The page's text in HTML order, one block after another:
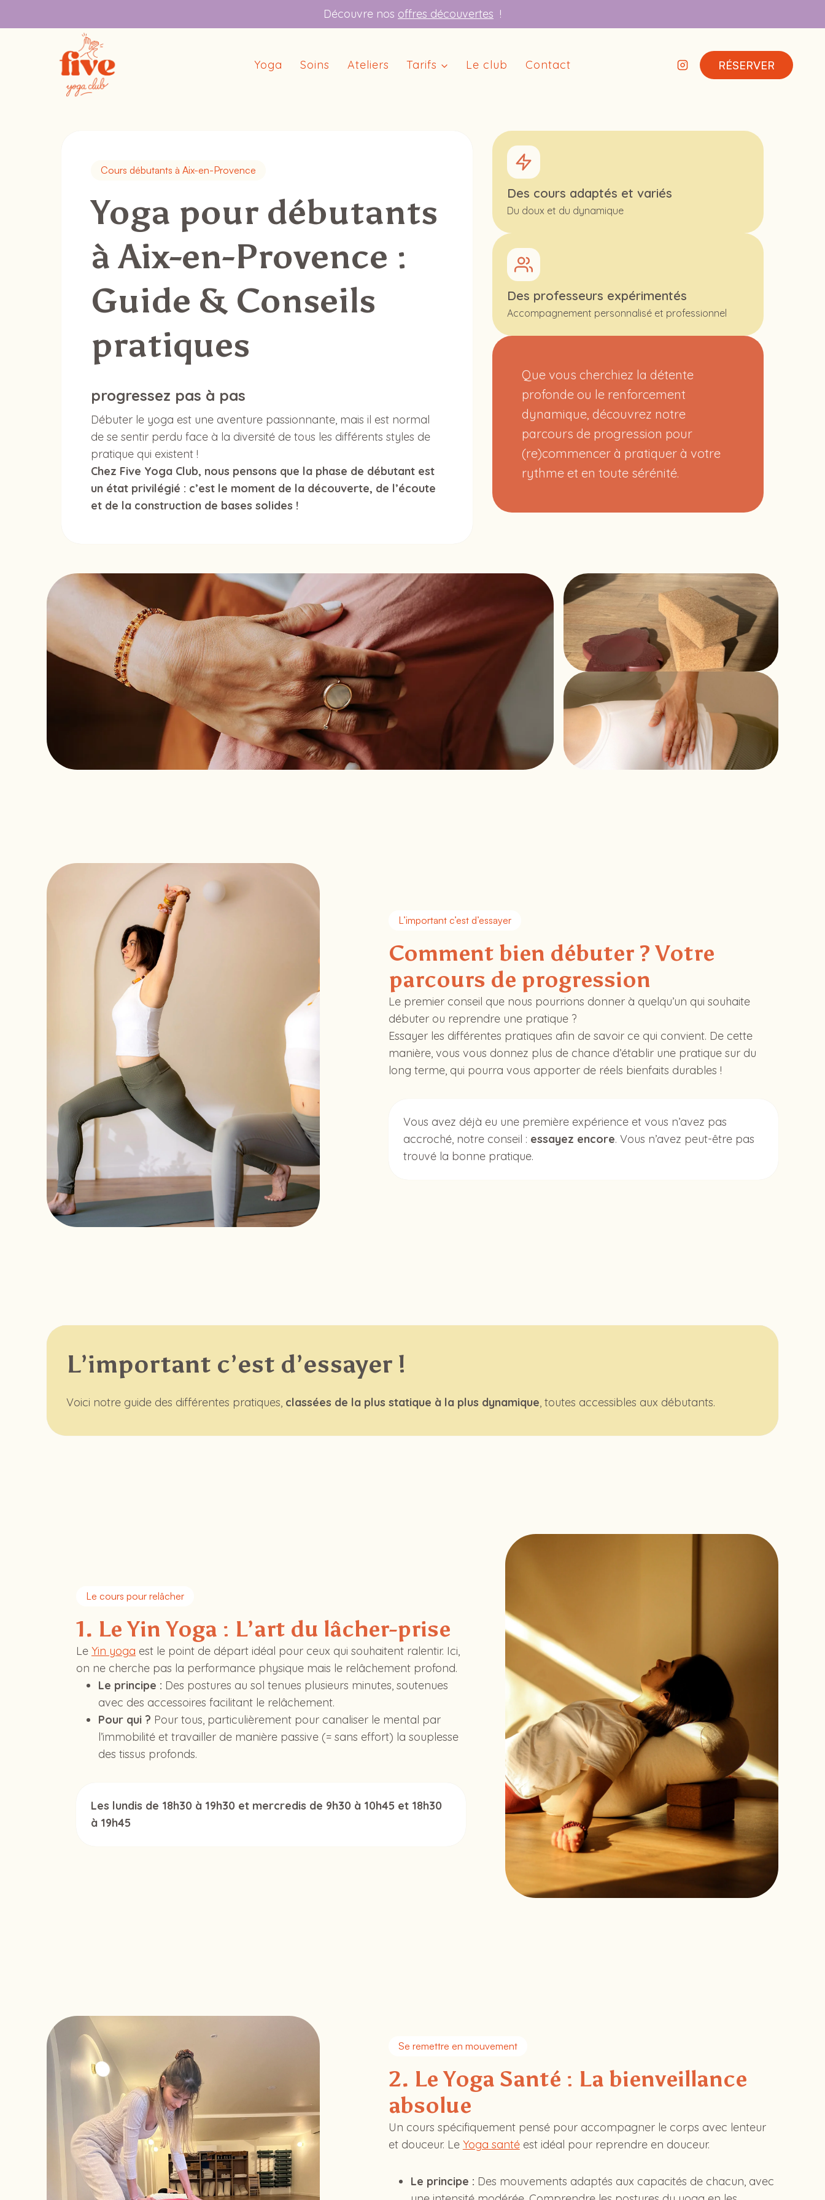
to
Découvre nos offres découvertes !
Yoga Soins Ateliers Tarifs Le club Contact RÉSERVER
Cours débutants à Aix-en-Provence
Yoga pour débutants
à Aix-en-Provence :
Guide & Conseils
pratiques
progressez pas à pas
Débuter le yoga est une aventure passionnante, mais il est normal
de se sentir perdu face à la diversité de tous les différents styles de
pratique qui existent !
Chez Five Yoga Club, nous pensons que la phase de débutant est
un état privilégié : c’est le moment de la découverte, de l’écoute
et de la construction de bases solides !
Des cours adaptés et variés
Du doux et du dynamique
Des professeurs expérimentés
Accompagnement personnalisé et professionnel
Que vous cherchiez la détente
profonde ou le renforcement
dynamique, découvrez notre
parcours de progression pour
(re)commencer à pratiquer à votre
rythme et en toute sérénité.
L’important c’est d’essayer
Comment bien débuter ? Votre
parcours de progression
Le premier conseil que nous pourrions donner à quelqu’un qui souhaite
débuter ou reprendre une pratique ?
Essayer les différentes pratiques afin de savoir ce qui convient. De cette
manière, vous vous donnez plus de chance d’établir une pratique sur du
long terme, qui pourra vous apporter de réels bienfaits durables !
Vous avez déjà eu une première expérience et vous n’avez pas
accroché, notre conseil : essayez encore. Vous n’avez peut-être pas
trouvé la bonne pratique.
L’important c’est d’essayer !
Voici notre guide des différentes pratiques, classées de la plus statique à la plus dynamique, toutes accessibles aux débutants.
Le cours pour relâcher
1. Le Yin Yoga : L’art du lâcher-prise
Le Yin yoga est le point de départ idéal pour ceux qui souhaitent ralentir. Ici,
on ne cherche pas la performance physique mais le relâchement profond.
Le principe : Des postures au sol tenues plusieurs minutes, soutenues
avec des accessoires facilitant le relâchement.
Pour qui ? Pour tous, particulièrement pour canaliser le mental par
l’immobilité et travailler de manière passive (= sans effort) la souplesse
des tissus profonds.
Les lundis de 18h30 à 19h30 et mercredis de 9h30 à 10h45 et 18h30
à 19h45
Se remettre en mouvement
2. Le Yoga Santé : La bienveillance
absolue
Un cours spécifiquement pensé pour accompagner le corps avec lenteur
et douceur. Le Yoga santéest idéal pour reprendre en douceur.
Le principe : Des mouvements adaptés aux capacités de chacun, avec